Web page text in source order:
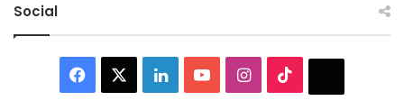
Social
Facebook LinkedInYouTubeInstagram